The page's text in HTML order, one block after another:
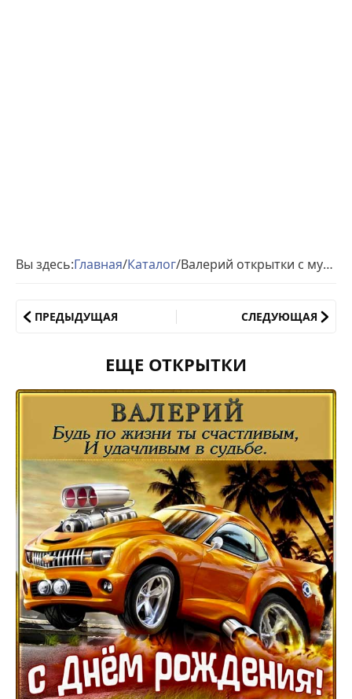
Вы здесь:Главная/Каталог/ Валерий открытки с музыкой день рождения
ПРЕДЫДУЩАЯ СЛЕДУЮЩАЯ
ЕЩЕ ОТКРЫТКИ